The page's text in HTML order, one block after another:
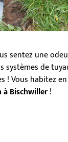
sentez une
systèmes de
Vous habitez
à Bischwiller!